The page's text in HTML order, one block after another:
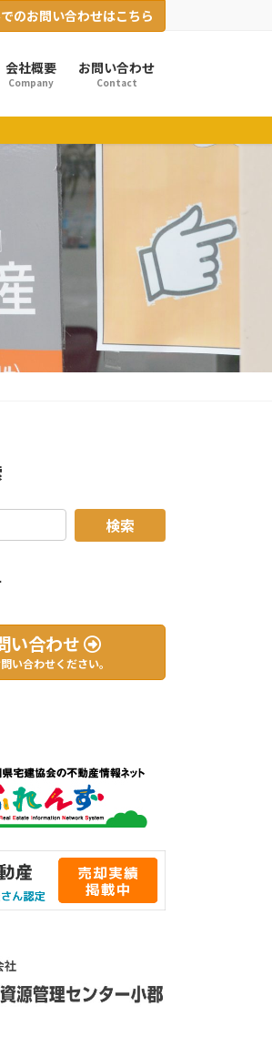
のお問い合わせはこちら
会社概要
Company
お問い合わせ
Contact
い合わせ
い合わせください。